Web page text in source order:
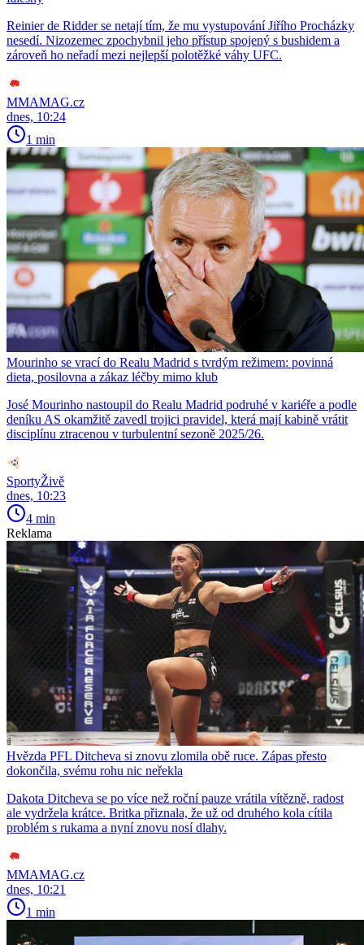
Reinier de Ridder se netají tím, že mu vystupování Jiřího Procházky
nesedí. Nizozemec zpochybnil jeho přístup spojený s bushidem a
zároveň ho neřadí mezi nejlepší polotěžké váhy UFC.
MMAMAG.cz
dnes, 10:24
1 min
Mourinho se vrací do Realu Madrid s tvrdým režimem: povinná
dieta, posilovna a zákaz léčby mimo klub
José Mourinho nastoupil do Realu Madrid podruhé v kariéře a podle
deníku AS okamžitě zavedl trojici pravidel, která mají kabině vrátit
disciplínu ztracenou v turbulentní sezoně 2025/26.
SportyŽivě
dnes, 10:23
4 min
Reklama
Hvězda PFL Ditcheva si znovu zlomila obě ruce. Zápas přesto
dokončila, svému rohu nic neřekla
Dakota Ditcheva se po více než roční pauze vrátila vítězně, radost
ale vydržela krátce. Britka přiznala, že už od druhého kola cítila
problém s rukama a nyní znovu nosí dlahy.
MMAMAG.cz
dnes, 10:21
1 min